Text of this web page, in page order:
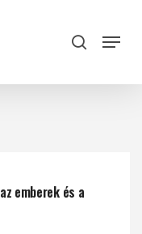
search
Menu
emberek és a
Close